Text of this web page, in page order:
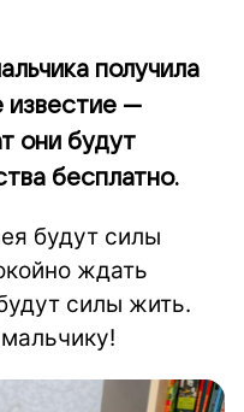
получила
—
они будут
бесплатно.
будут силы
ждать
силы жить.